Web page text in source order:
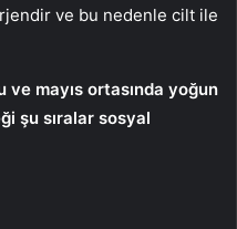
ve bu nedenle cilt ile
mayıs ortasında yoğun
şu sıralar sosyal